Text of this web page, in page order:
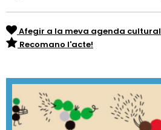
Afegir a la meva agenda cultural
Recomano l'acte!